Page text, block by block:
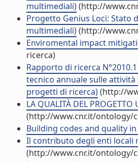
multimediali)(http://
Progetto Genius Loci: Stato
multimediali)(http://
Enviromental impact
ricerca)
Rapporto di ricerca
tecnico annuale sulle
progetti di ricerca)(http://
LA QUALITÀ DEL
(http://www.cnr.it/ontology/
Building codes and quality
Il contributo degli enti locali
(http://www.cnr.it/ontology/